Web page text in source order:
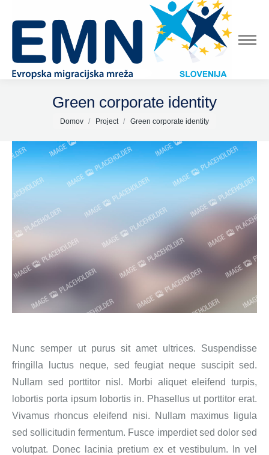
Green corporate identity
You are here:
Domov Project Green corporate identity
Nunc semper ut purus sit amet ultrices. Suspendisse
fringilla luctus neque, sed feugiat neque suscipit sed.
Nullam sed porttitor nisl. Morbi aliquet eleifend turpis,
lobortis porta ipsum lobortis in. Phasellus ut porttitor erat.
Vivamus rhoncus eleifend nisi. Nullam maximus ligula
sed sollicitudin fermentum. Fusce imperdiet sed dolor sed
volutpat. Donec lacinia pretium ex et vestibulum. In vel